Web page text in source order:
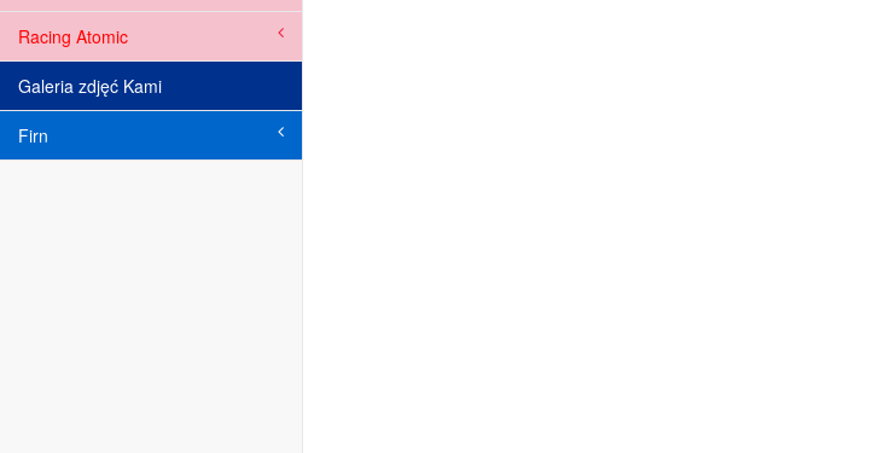
Racing Atomic
Galeria zdjęć Kami
Firn